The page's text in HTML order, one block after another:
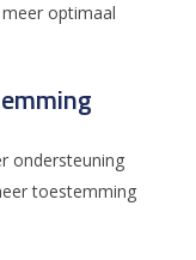
optimaal
ondersteuning
toestemming